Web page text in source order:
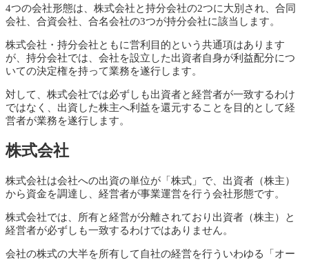
4つの会社形態は、株式会社と持分会社の2つに大別され、合同
会社、合資会社、合名会社の3つが持分会社に該当します。
株式会社・持分会社ともに営利目的という共通項はあります
が、持分会社では、会社を設立した出資者自身が利益配分につ
いての決定権を持って業務を遂行します。
対して、株式会社では必ずしも出資者と経営者が一致するわけ
ではなく、出資した株主へ利益を還元することを目的として経
営者が業務を遂行します。
株式会社
株式会社は会社への出資の単位が「株式」で、出資者（株主）
から資金を調達し、経営者が事業運営を行う会社形態です。
株式会社では、所有と経営が分離されており出資者（株主）と
経営者が必ずしも一致するわけではありません。
会社の株式の大半を所有して自社の経営を行ういわゆる「オー